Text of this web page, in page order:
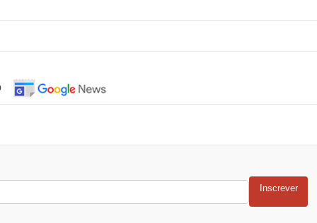
Inscrever